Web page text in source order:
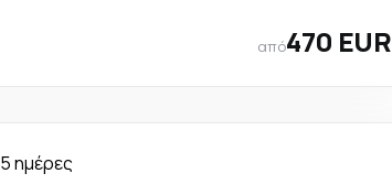
από470 EUR
5 ημέρες